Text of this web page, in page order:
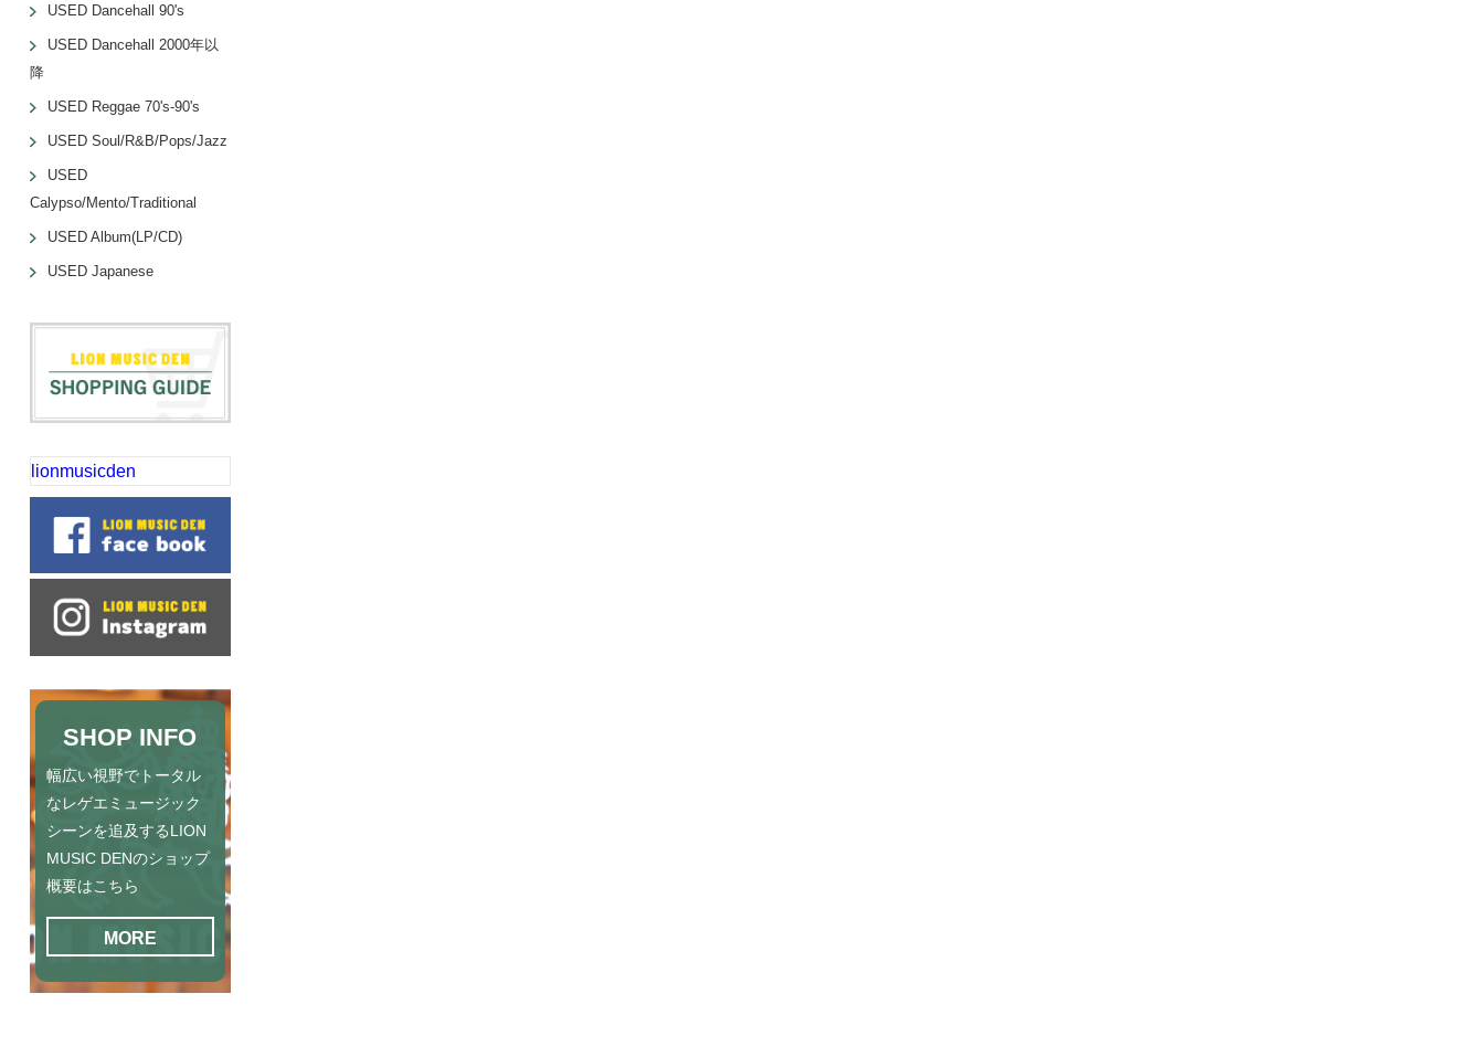
USED Dancehall 90's
USED Dancehall 2000年以
降
USED Reggae 70's-90's
USED Soul/R&B/Pops/Jazz
USED
Calypso/Mento/Traditional
USED Album(LP/CD)
USED Japanese
lionmusicden
SHOP INFO
幅広い視野でトータル
なレゲエミュージック
シーンを追及するLION
MUSIC DENのショップ
概要はこちら
MORE